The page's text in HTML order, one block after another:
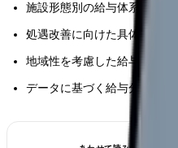
施設形態別の給与体系と効
処遇改善に向けた具体的な
地域性を考慮した給与設計と
データに基づく給与分析と改